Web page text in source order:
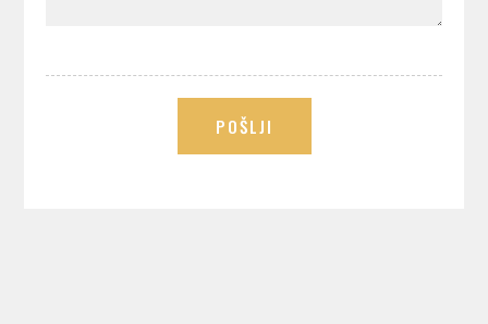
POŠLJI